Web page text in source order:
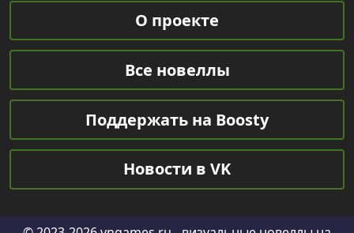
О проекте
Все новеллы
Поддержать на Boosty
Новости в VK